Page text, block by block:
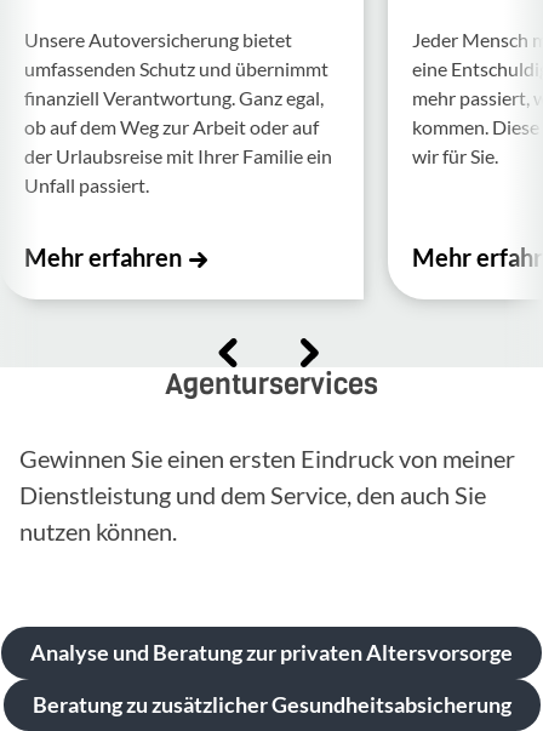
Unsere Auto­ver­si­che­rung bietet
umfas­senden Schutz und über­nimmt
finan­ziell Verant­wor­tung. Ganz egal,
ob auf dem Weg zur Arbeit oder auf
der Urlaubs­reise mit Ihrer Familie ein
Unfall passiert.
Mehr erfahren
Jeder Mensch
eine
mehr passiert,
kommen.
wir für Sie.
Mehr
Agenturservices
Gewinnen Sie einen ersten Eindruck von meiner
Dienstleistung und dem Service, den auch Sie
nutzen können.
Analyse und Beratung zur privaten Altersvorsorge
Beratung zu zusätzlicher Gesundheitsabsicherung